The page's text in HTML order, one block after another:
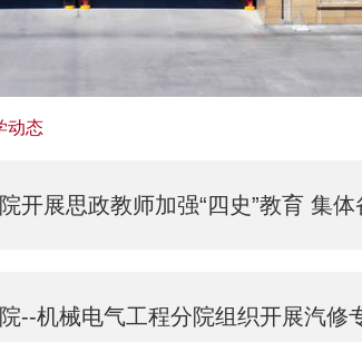
动态
开展思政教师加强“四史”教育 集体
机械电气工程分院组织开展汽修专业